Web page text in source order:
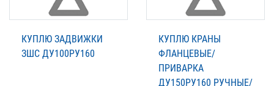
КУПЛЮ ЗАДВИЖКИ
ЗШС ДУ100РУ160
КУПЛЮ КРАНЫ
ФЛАНЦЕВЫЕ/
ПРИВАРКА
ДУ150РУ160 РУЧНЫЕ/